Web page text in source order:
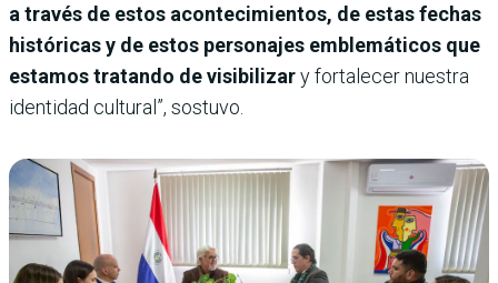
a través de estos acontecimientos, de estas fechas
históricas y de estos personajes emblemáticos que
estamos tratando de visibilizary fortalecer nuestra
identidad cultural”, sostuvo.